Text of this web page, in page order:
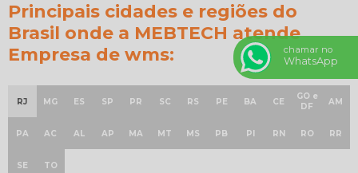
Principais cidades e regiões do
Brasil onde a MEBTECH atende
Empresa de wms:
RJ MG ES SP PR SC RS PE BA CE
GO e
DF
AM
PA AC AL AP MA MT MS PB PI RN RO RR
SE TO
chamar no
WhatsApp